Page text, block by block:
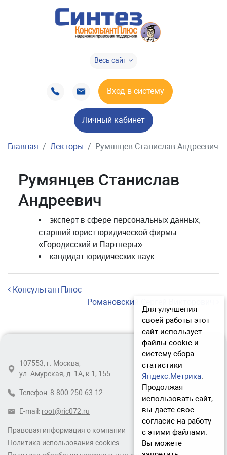
Весь сайт
Вход в систему
Личный кабинет
Главная Лекторы Румянцев Станислав Андреевич
Румянцев Станислав
Андреевич
эксперт в сфере персональных данных,
старший юрист юридической фирмы
«Городисский и Партнеры»
кандидат юридических наук
Навигация по записям
КонсультантПлюс
Романовский Сергей Викторович
Правовая информация о компании
Политика использования cookies
107553, г. Москва,
ул. Амурская, д. 1А, к 1, 155
Телефон: 8-800-250-63-12
E-mail: root@ric072.ru
Для улучшения
своей работы этот
сайт использует
файлы cookie и
систему сбора
статистики
Яндекс.Метрика.
Продолжая
использовать сайт,
вы даете свое
согласие на работу
с этими файлами.
Вы можете